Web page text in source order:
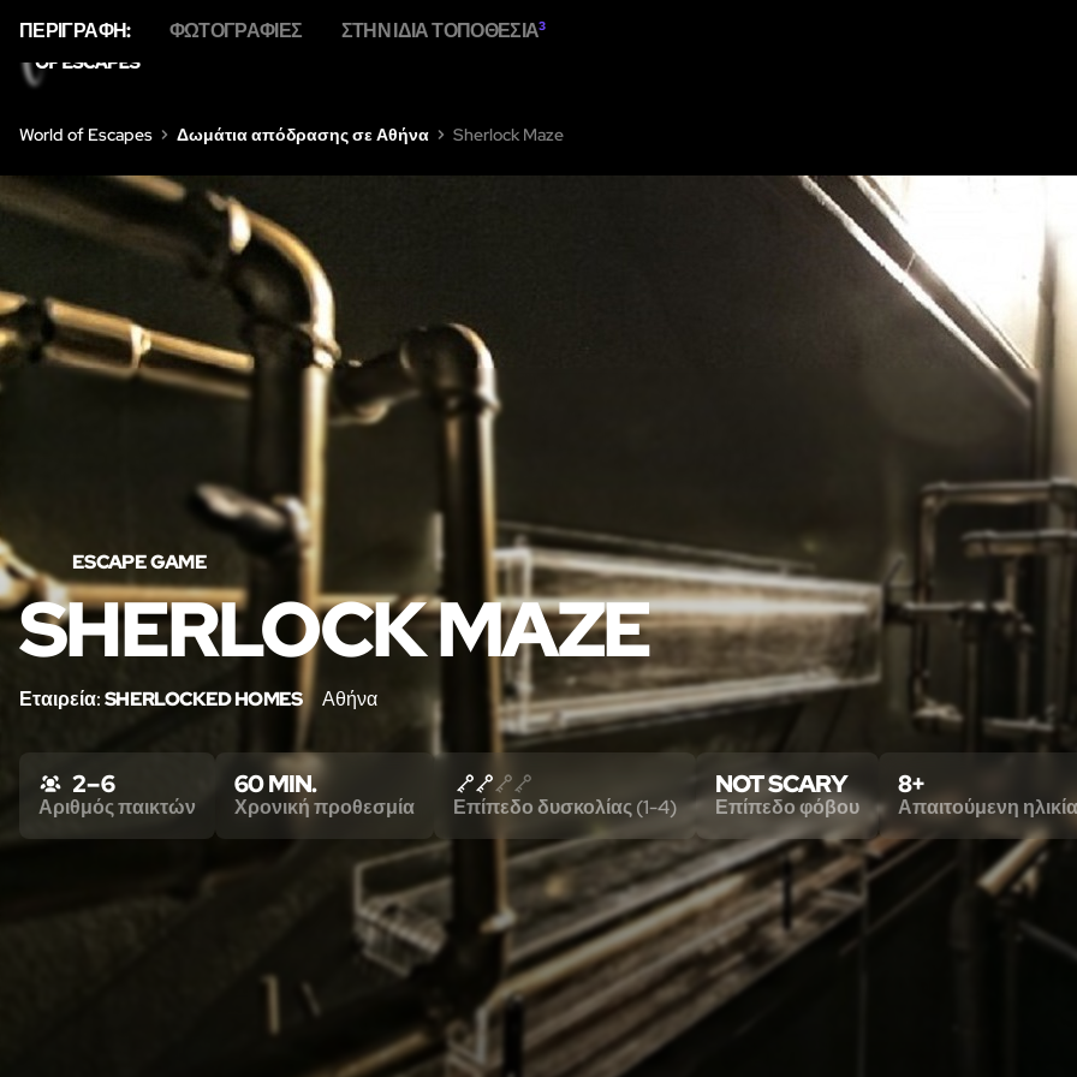
World of Escapes Δωμάτια απόδρασης σε Αθήνα Sherlock Maze
ESCAPE GAME
SHERLOCK MAZE
Εταιρεία:SHERLOCKED HOMES Αθήνα
ΠΕΡΙΓΡΑΦΉ: ΦΩΤΟΓΡΑΦΊΕΣ ΣΤΗΝ ΊΔΙΑ ΤΟΠΟΘΕΣΊΑ3
2 – 6
Αριθμός παικτών
60 MIN.
Χρονική προθεσμία Επίπεδο δυσκολίας (1-4)
NOT SCARY
Επίπεδο φόβου
8+
Απαιτούμενη ηλικία